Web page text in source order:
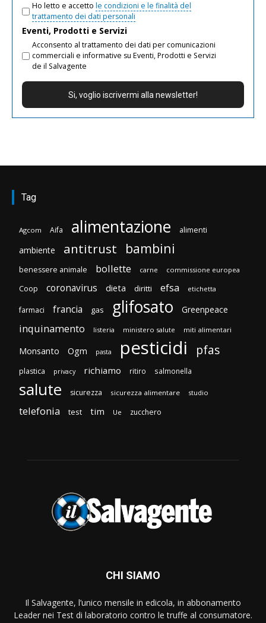
Ho letto e accetto le condizioni e le finalità del
trattamento dei dati personali
Eventi, Prodotti e Servizi
Acconsento al trattamento dei dati per comunicazioni
commerciali e informative su Eventi, Prodotti e Servizi
de il Salvagente
Tag
Agcom Aifa alimentazione alimenti
ambiente antitrust bambini
benessere animale bollette carne commissione europea
Coop coronavirus dieta diritti efsa etichetta
farmaci francia gas glifosato Greenpeace
inquinamento listeria ministero salute miti alimentari
Monsanto Ogm pasta pesticidi pfas
plastica privacy richiamo ritiro salmonella
salute sicurezza sicurezza alimentare studio
telefonia test tim Ue zucchero
CHI SIAMO
Il Salvagente, l’unico mensile in edicola, in abbonamento
Leader nei Test di laboratorio contro le truffe al consumatore.